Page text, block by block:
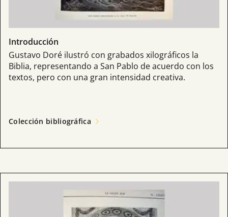
Introducción
Gustavo Doré ilustró con grabados xilográficos la
Biblia, representando a San Pablo de acuerdo con los
textos, pero con una gran intensidad creativa.
Colección bibliográfica